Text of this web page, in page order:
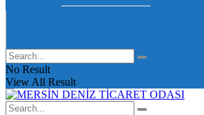
No Result
View All Result